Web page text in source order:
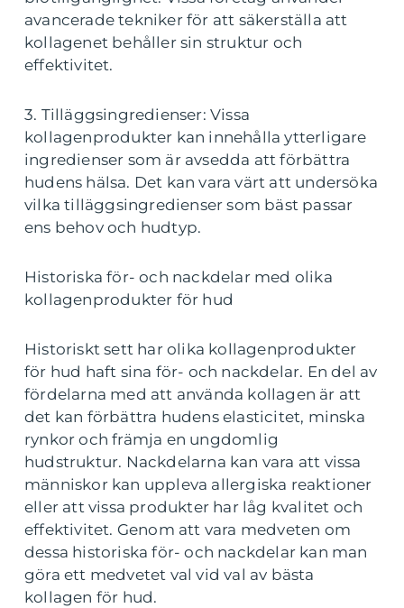
avancerade tekniker för att säkerställa att
kollagenet behåller sin struktur och
effektivitet.
3. Tilläggsingredienser: Vissa
kollagenprodukter kan innehålla ytterligare
ingredienser som är avsedda att förbättra
hudens hälsa. Det kan vara värt att undersöka
vilka tilläggsingredienser som bäst passar
ens behov och hudtyp.
Historiska för- och nackdelar med olika
kollagenprodukter för hud
Historiskt sett har olika kollagenprodukter
för hud haft sina för- och nackdelar. En del av
fördelarna med att använda kollagen är att
det kan förbättra hudens elasticitet, minska
rynkor och främja en ungdomlig
hudstruktur. Nackdelarna kan vara att vissa
människor kan uppleva allergiska reaktioner
eller att vissa produkter har låg kvalitet och
effektivitet. Genom att vara medveten om
dessa historiska för- och nackdelar kan man
göra ett medvetet val vid val av bästa
kollagen för hud.